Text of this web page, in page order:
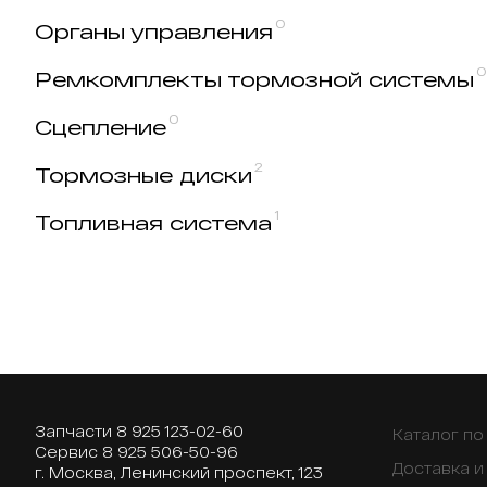
Органы управления 0
Ремкомплекты тормозной системы 0
Сцепление 0
Тормозные диски 2
Топливная система 1
Запчасти 8 925 123-02-60
Сервис 8 925 506-50-96
г. Москва, Ленинский проспект, 123
Каталог
Доставка